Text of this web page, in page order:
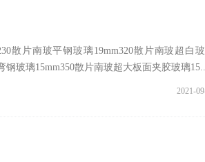
散片南玻平钢玻璃19mm320散片南玻超白
钢玻璃15mm350散片南玻超大板面夹胶玻璃
2021-